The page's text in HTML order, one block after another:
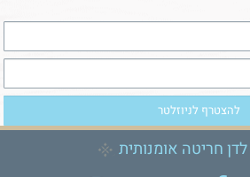
לדן חריטה אומנותית